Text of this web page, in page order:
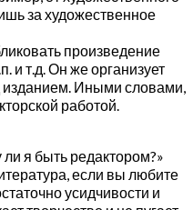
за художественное
произведение
и т.д. Он же организует
изданием. Иными словами,
работой.
я быть редактором?»
если вы любите
усидчивости и